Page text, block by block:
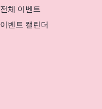
전체 이벤트
이벤트 캘린더